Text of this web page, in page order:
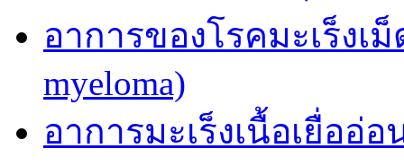
อาการของโรคมะเร็งเ
myeloma)
อาการมะเร็งเนื้อเยื่ออ่อ